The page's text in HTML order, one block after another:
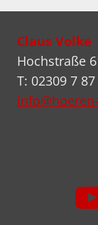
Claus Volke
Hochstraße
T: 02309 7